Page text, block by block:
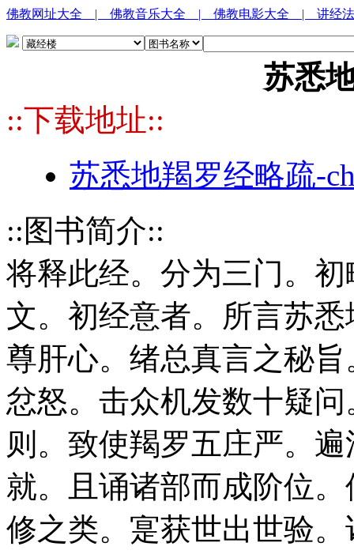
佛教网址大全 | 佛教音乐大全 | 佛教电影大全 | 讲经
苏悉
::下载地址::
苏悉地羯罗经略疏-
::图书简介::
将释此经。分为三门。
文。初经意者。所言苏
尊肝心。绪总真言之秘
忿怒。击众机发数十疑
则。致使羯罗五庄严。
就。且诵诸部而成阶位
修之类。寔获世出世验